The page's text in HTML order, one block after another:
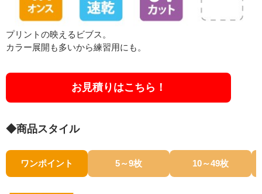
プリントの映えるビブス。
カラー展開も多いから練習用にも。
お見積りはこちら！
◆商品スタイル
ワンポイント 5～9枚 10～49枚